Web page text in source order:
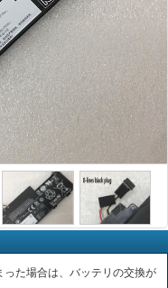
た場合は、バッテリの交換が